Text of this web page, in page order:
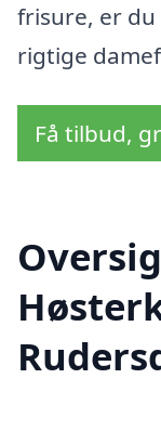
frisure, er
rigtige
Få tilbud,